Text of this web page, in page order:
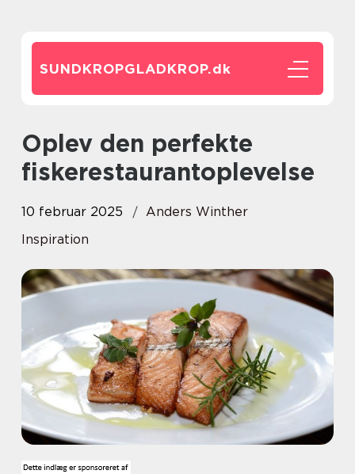
SUNDKROPGLADKROP.dk
Oplev den perfekte
fiskerestaurantoplevelse
10 februar 2025
Anders Winther
Inspiration